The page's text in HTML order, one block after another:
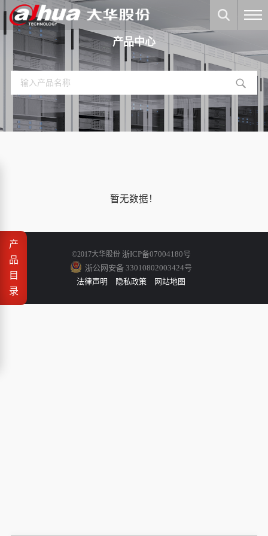
产品中心
产
品
目
录
暂无数据！
©2017大华股份 浙ICP备07004180号
浙公网安备 33010802003424号
法律声明
隐私政策 网站地图